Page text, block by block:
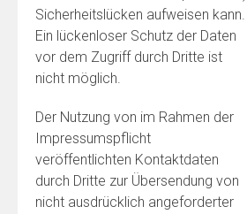
Sicherheitslücken aufweisen kann.
Ein lückenloser Schutz der Daten
vor dem Zugriff durch Dritte ist
nicht möglich.
Der Nutzung von im Rahmen der
Impressumspflicht
veröffentlichten Kontaktdaten
durch Dritte zur Übersendung von
nicht ausdrücklich angeforderter